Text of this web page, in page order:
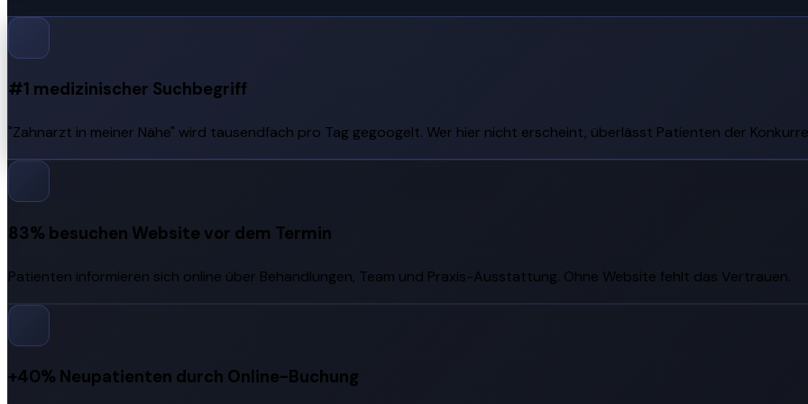
#1 medizinischer Suchbegriff
"Zahnarzt in meiner Nähe" wird tausendfach pro Tag gegoogelt. Wer hier nicht erscheint, überlässt Patienten der
83% besuchen Website vor dem Termin
Patienten informieren sich online über Behandlungen, Team und Praxis-Ausstattung. Ohne Website fehlt das Vertrauen.
+40% Neupatienten durch Online-Buchung